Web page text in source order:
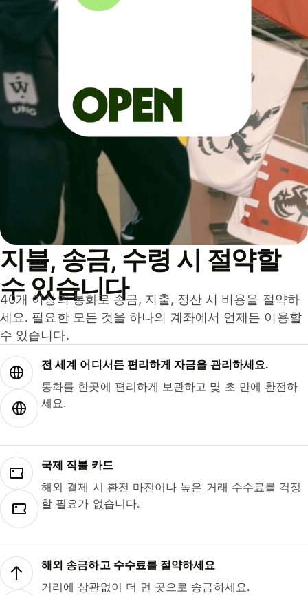
지불, 송금, 수령 시 절약할
수 있습니다
40개 이상의 통화로 송금, 지출, 정산 시 비용을 절약하
세요. 필요한 모든 것을 하나의 계좌에서 언제든 이용할
수 있습니다.
전 세계 어디서든 편리하게 자금을 관리하세요.
통화를 한곳에 편리하게 보관하고 몇 초 만에 환전하
세요.
국제 직불 카드
해외 결제 시 환전 마진이나 높은 거래 수수료를 걱정
할 필요가 없습니다.
해외 송금하고 수수료를 절약하세요
거리에 상관없이 더 먼 곳으로 송금하세요.